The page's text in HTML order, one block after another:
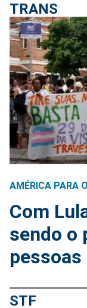
TRANS
AMÉRICA PARA
Com
sendo o
STF